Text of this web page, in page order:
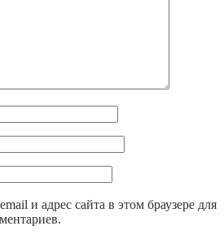
и адрес сайта в этом браузере для